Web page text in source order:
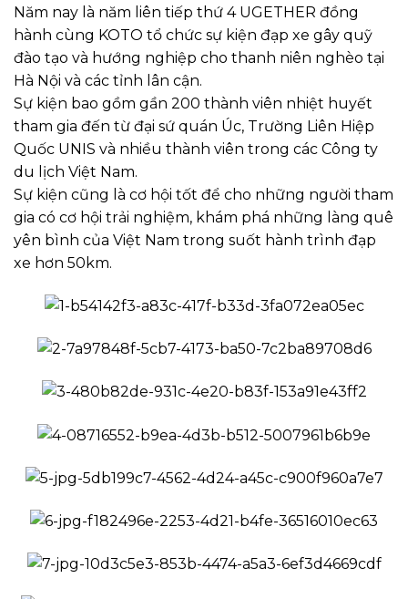
Năm nay là năm liên tiếp thứ 4 UGETHER đồng
hành cùng KOTO tổ chức sự kiện đạp xe gây quỹ
đào tạo và hướng nghiệp cho thanh niên nghèo tại
Hà Nội và các tỉnh lân cận.
Sự kiện bao gồm gần 200 thành viên nhiệt huyết
tham gia đến từ đại sứ quán Úc, Trường Liên Hiệp
Quốc UNIS và nhiều thành viên trong các Công ty
du lịch Việt Nam.
Sự kiện cũng là cơ hội tốt để cho những người tham
gia có cơ hội trải nghiệm, khám phá những làng quê
yên bình của Việt Nam trong suốt hành trình đạp
xe hơn 50km.